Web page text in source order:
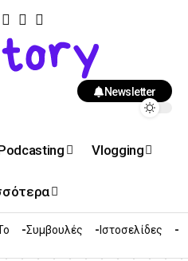
Newsletter
Vlogging
Συμβουλές
Ιστοσελίδες